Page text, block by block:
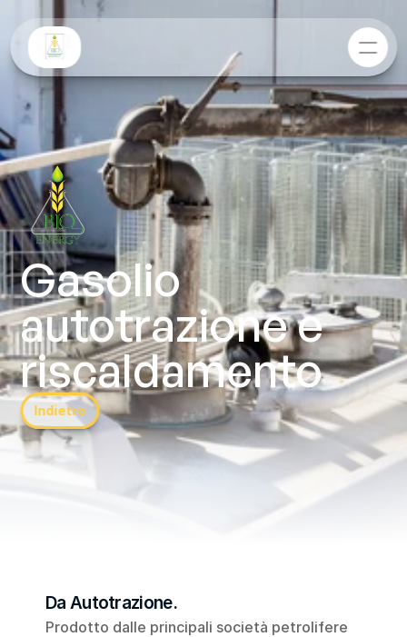
Gasolio
autotrazione e
riscaldamento
Indietro
Da Autotrazione.
Prodotto dalle principali società petrolifere